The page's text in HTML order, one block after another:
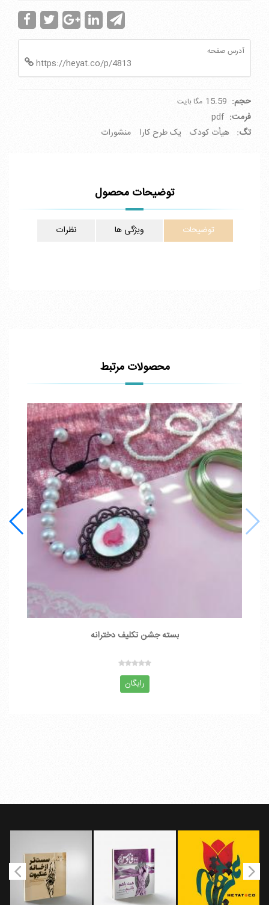
آدرس صفحه
https://heyat.co/p/4813
حجم: 15.59 مگا بایت
فرمت: pdf
تگ: هیأت کودک یک طرح کارا منشورات
توضیحات محصول
توضیحات ویژگی ها نظرات
محصولات مرتبط
بسته جشن تکلیف دخترانه
رایگان